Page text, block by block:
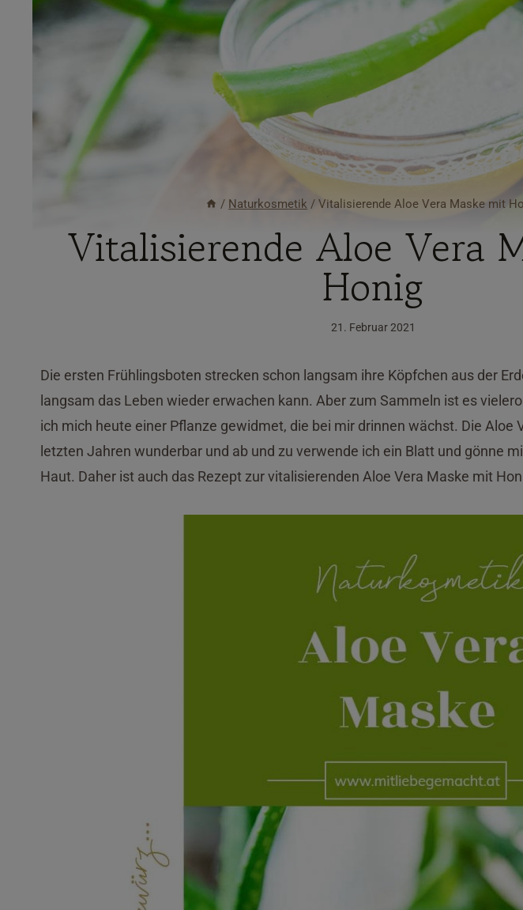
/ Naturkosmetik / Vitalisierende Aloe Vera Maske mit
Vitalisierende Aloe Vera
Honig
21. Februar 2021
Die ersten Frühlingsboten strecken schon langsam ihre Köpfchen aus der
langsam das Leben wieder erwachen kann. Aber zum Sammeln ist es
ich mich heute einer Pflanze gewidmet, die bei mir drinnen wächst. Die Aloe
letzten Jahren wunderbar und ab und zu verwende ich ein Blatt und gönne
Haut. Daher ist auch das Rezept zur vitalisierenden Aloe Vera Maske mit